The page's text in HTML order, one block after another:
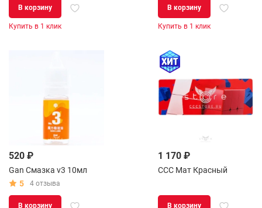
В корзину
Купить в 1 клик
В корзину
Купить в 1 клик
520 ₽
Gan Смазка v3 10мл
5
4 отзыва
В корзину
1 170 ₽
CCC Мат Красный
В корзину